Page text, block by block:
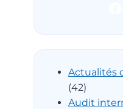
Actualités
(42)
Audit